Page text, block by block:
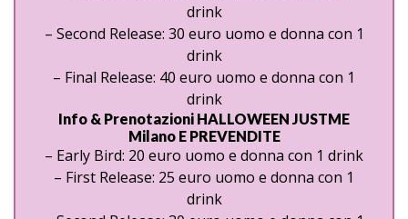
drink
– Second Release: 30 euro uomo e donna con 1
drink
– Final Release: 40 euro uomo e donna con 1
drink
Info & Prenotazioni HALLOWEEN JUSTME
Milano E PREVENDITE
– Early Bird: 20 euro uomo e donna con 1 drink
– First Release: 25 euro uomo e donna con 1
drink